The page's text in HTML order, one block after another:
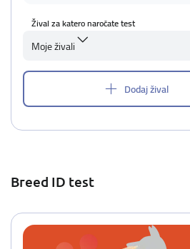
Žival za katero naročate test
Moje živali
Dodaj žival
Breed ID test